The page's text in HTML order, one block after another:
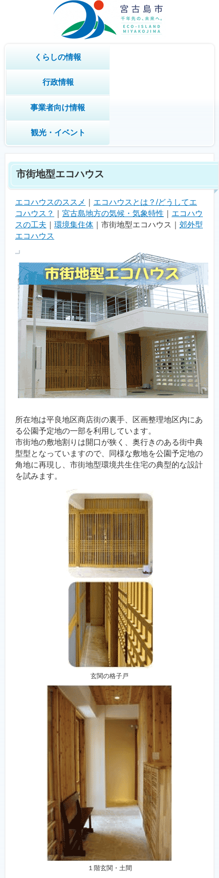
くらしの情報
行政情報
事業者向け情報
観光・イベント
市街地型エコハウス
エコハウスのススメ
エコハウスとは？/どうしてエ
コハウス？
宮古島地方の気候・気象特性
エコハウ
スの工夫
環境集住体 ｜市街地型エコハウス｜ 郊外型
エコハウス
所在地は平良地区商店街の裏手、区画整理地区内にあ
る公園予定地の一部を利用しています。
市街地の敷地割りは開口が狭く、奥行きのある街中典
型型となっていますので、同様な敷地を公園予定地の
角地に再現し、市街地型環境共生住宅の典型的な設計
を試みます。
玄関の格子戸
１階玄関・土間